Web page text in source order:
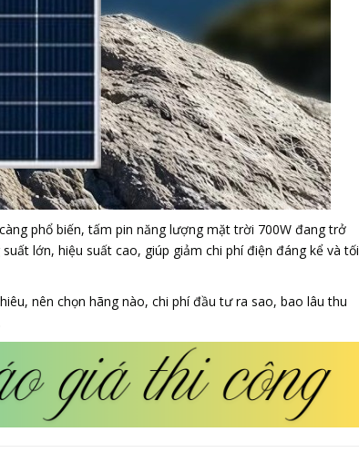
phổ biến, tấm pin năng lượng mặt trời 700W đang trở
lớn, hiệu suất cao, giúp giảm chi phí điện đáng kể và tối
nên chọn hãng nào, chi phí đầu tư ra sao, bao lâu thu